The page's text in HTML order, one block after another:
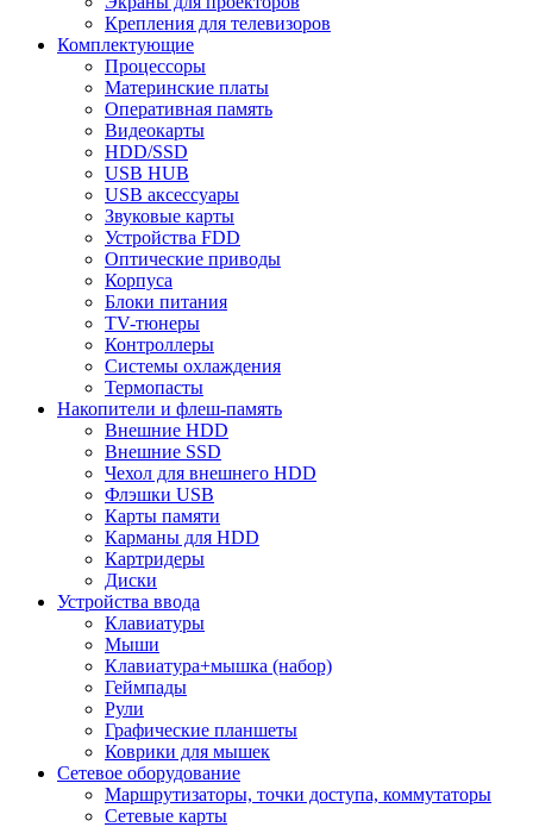
Крепления для телевизоров
Комплектующие
Процессоры
Материнские платы
Оперативная память
Видеокарты
HDD/SSD
USB HUB
USB аксессуары
Звуковые карты
Устройства FDD
Оптические приводы
Корпуса
Блоки питания
TV-тюнеры
Контроллеры
Системы охлаждения
Термопасты
Накопители и флеш-память
Внешние HDD
Внешние SSD
Чехол для внешнего HDD
Флэшки USB
Карты памяти
Карманы для HDD
Картридеры
Диски
Устройства ввода
Клавиатуры
Мыши
Клавиатура+мышка (набор)
Геймпады
Рули
Графические планшеты
Коврики для мышек
Сетевое оборудование
Маршрутизаторы, точки доступа, коммутаторы
Сетевые карты